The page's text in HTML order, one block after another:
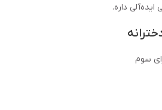
داره.
سوم